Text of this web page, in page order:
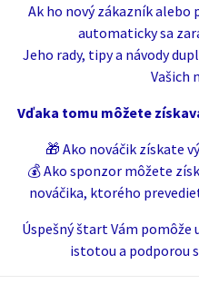
Ak ho nový zákazník
automaticky sa
Jeho rady, tipy a návody
Vašich
Vďaka tomu môžete
🎁 Ako nováčik získate
💰 Ako sponzor môžete
nováčika, ktorého
Úspešný štart Vám pomôže
istotou a podporou